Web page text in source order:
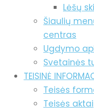
Lėšų
Šiaulių
centras
Ugdymo
Svetainės
TEISINĖ
Teisės
Teisės aktai